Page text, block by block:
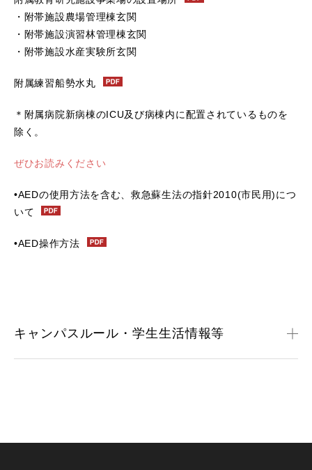
・附帯施設農場管理棟玄関
・附帯施設演習林管理棟玄関
・附帯施設水産実験所玄関
附属練習船勢水丸
＊附属病院新病棟のICU及び病棟内に配置されているものを
除く。
ぜひお読みください
•AEDの使用方法を含む、救急蘇生法の指針2010(市民用)につ
いて
•AED操作方法
キャンパスルール・学生生活情報等